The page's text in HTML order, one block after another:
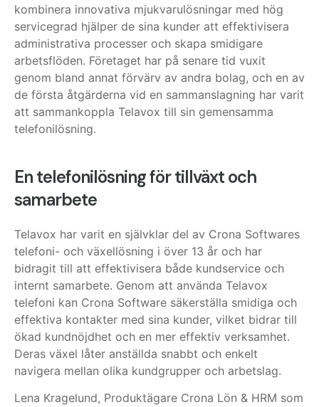
kombinera innovativa mjukvarulösningar med hög
servicegrad hjälper de sina kunder att effektivisera
administrativa processer och skapa smidigare
arbetsflöden. Företaget har på senare tid vuxit
genom bland annat förvärv av andra bolag, och en av
de första åtgärderna vid en sammanslagning har varit
att sammankoppla Telavox till sin gemensamma
telefonilösning.
En telefonilösning för tillväxt och
samarbete
Telavox har varit en självklar del av Crona Softwares
telefoni- och växellösning i över 13 år och har
bidragit till att effektivisera både kundservice och
internt samarbete. Genom att använda Telavox
telefoni kan Crona Software säkerställa smidiga och
effektiva kontakter med sina kunder, vilket bidrar till
ökad kundnöjdhet och en mer effektiv verksamhet.
Deras växel låter anställda snabbt och enkelt
navigera mellan olika kundgrupper och arbetslag.
Lena Kragelund, Produktägare Crona Lön & HRM som